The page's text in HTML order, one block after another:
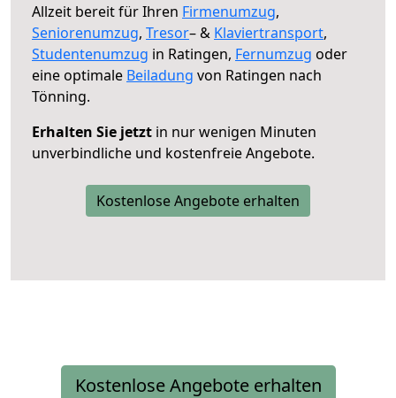
Allzeit bereit für Ihren Firmenumzug,
Seniorenumzug, Tresor– & Klaviertransport,
Studentenumzug in Ratingen, Fernumzug oder
eine optimale Beiladung von Ratingen nach
Tönning.
Erhalten Sie jetzt in nur wenigen Minuten
unverbindliche und kostenfreie Angebote.
Kostenlose Angebote erhalten
Kostenlose Angebote erhalten